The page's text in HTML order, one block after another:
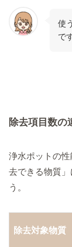
使
で
除去項目数の
浄水ポットの
去できる物質
う。
除去対象物質